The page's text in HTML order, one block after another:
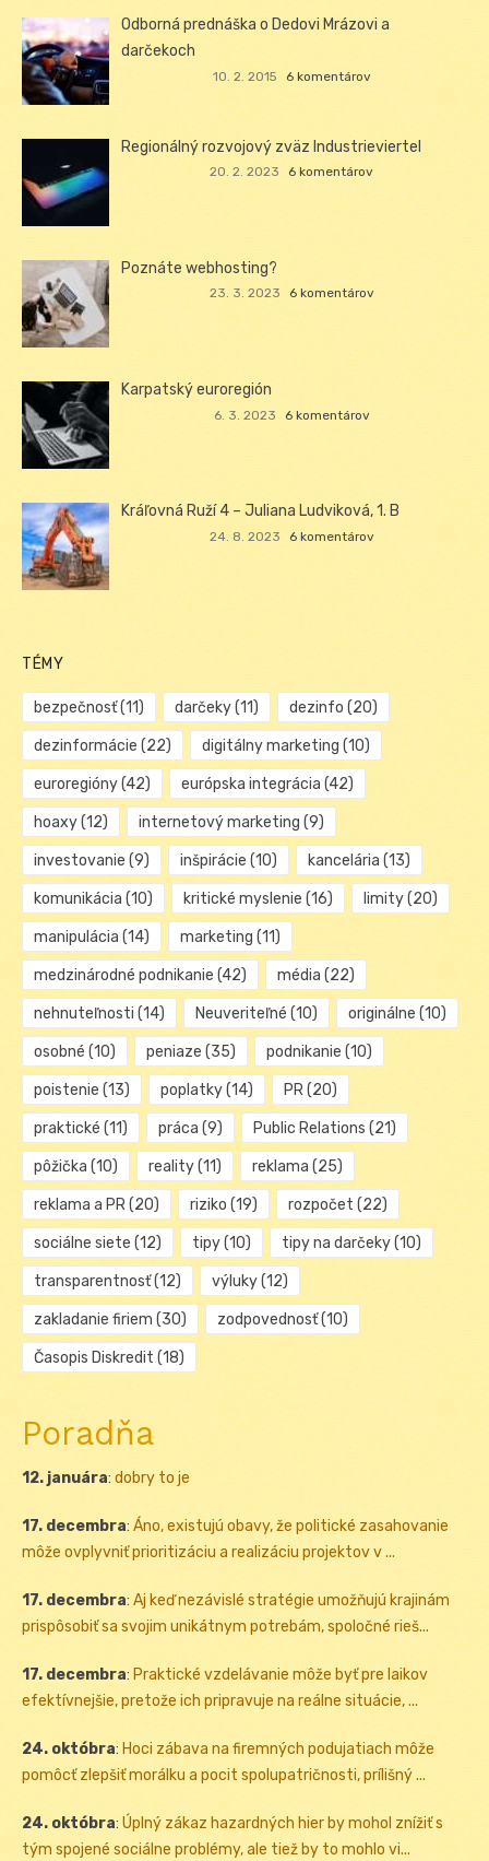
Odborná prednáška o Dedovi Mrázovi a
darčekoch
10. 2. 2015 6 komentárov
Regionálný rozvojový zväz Industrieviertel
20. 2. 2023 6 komentárov
Poznáte webhosting?
23. 3. 2023 6 komentárov
Karpatský euroregión
6. 3. 2023 6 komentárov
Kráľovná Ruží 4 – Juliana Ludviková, 1. B
24. 8. 2023 6 komentárov
TÉMY
bezpečnosť(11) darčeky(11) dezinfo (20)
dezinformácie (22) digitálny marketing (10)
euroregióny(42) európska integrácia (42)
hoaxy(12) internetový marketing (9)
investovanie (9) inšpirácie (10) kancelária (13)
komunikácia (10) kritické myslenie (16) limity(20)
manipulácia (14) marketing (11)
medzinárodné podnikanie (42) média (22)
nehnuteľnosti (14) Neuveriteľné (10) originálne (10)
osobné (10) peniaze (35) podnikanie (10)
poistenie (13) poplatky(14) PR(20)
praktické (11) práca (9) Public Relations (21)
pôžička (10) reality(11) reklama (25)
reklama a PR(20) riziko (19) rozpočet (22)
sociálne siete (12) tipy(10) tipy na darčeky(10)
transparentnosť(12) výluky(12)
zakladanie firiem (30) zodpovednosť(10)
Časopis Diskredit (18)
Poradňa
12. januára: dobry to je
17. decembra: Áno, existujú obavy, že politické zasahovanie
môže ovplyvniť prioritizáciu a realizáciu projektov v ...
17. decembra: Aj keď nezávislé stratégie umožňujú krajinám
prispôsobiť sa svojim unikátnym potrebám, spoločné rieš...
17. decembra: Praktické vzdelávanie môže byť pre laikov
efektívnejšie, pretože ich pripravuje na reálne situácie, ...
24. októbra: Hoci zábava na firemných podujatiach môže
pomôcť zlepšiť morálku a pocit spolupatričnosti, prílišný ...
24. októbra: Úplný zákaz hazardných hier by mohol znížiť s
tým spojené sociálne problémy, ale tiež by to mohlo vi...